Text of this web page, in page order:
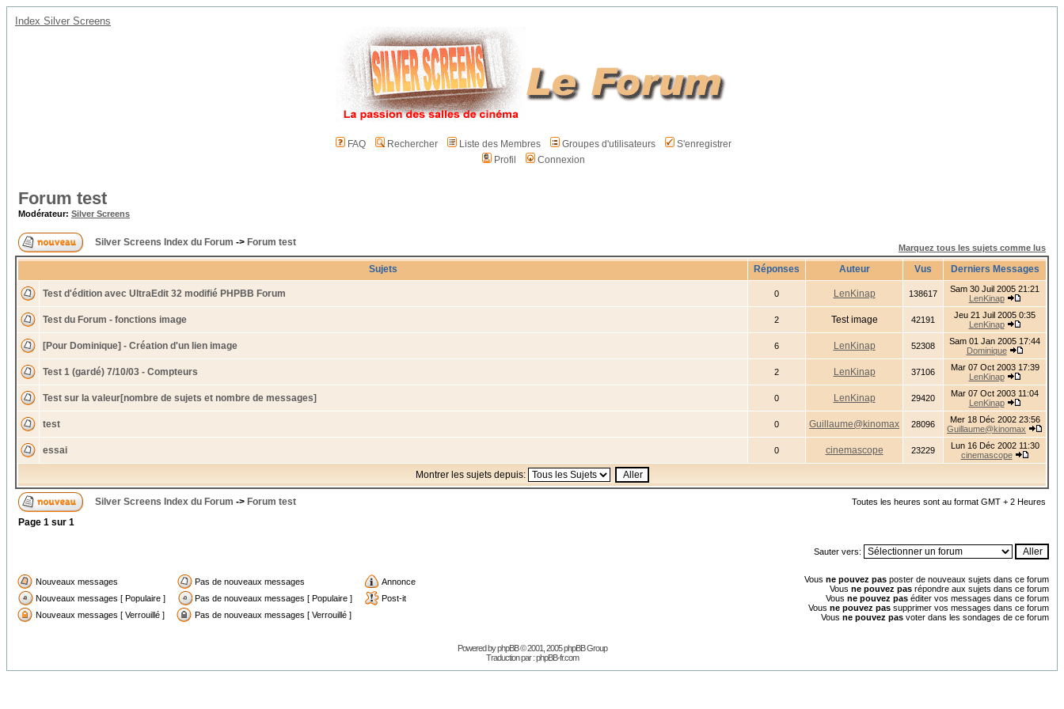
Index Silver Screens
FAQ Rechercher Liste des Membres Groupes d'utilisateurs
S'enregistrer
Profil
Connexion
Forum test
Modérateur: Silver Screens
Silver Screens Index du Forum -> Forum test Marquez tous les sujets comme lus
Sujets Réponses Auteur Vus Derniers Messages
Test d'édition avec UltraEdit 32 modifié PHPBB Forum 0 LenKinap 138617
Sam 30 Juil 2005 21:21
LenKinap
Test du Forum - fonctions image 2 Test image 42191
Jeu 21 Juil 2005 0:35
LenKinap
[Pour Dominique] - Création d'un lien image 6 LenKinap 52308
Sam 01 Jan 2005 17:44
Dominique
Test 1 (gardé) 7/10/03 - Compteurs 2 LenKinap 37106
Mar 07 Oct 2003 17:39
LenKinap
Test sur la valeur[nombre de sujets et nombre de messages] 0 LenKinap 29420
Mar 07 Oct 2003 11:04
LenKinap
test 0 Guillaume@kinomax 28096
Mer 18 Déc 2002 23:56
Guillaume@kinomax
essai 0 cinemascope 23229
Lun 16 Déc 2002 11:30
cinemascope
Montrer les sujets depuis:
Silver Screens Index du Forum -> Forum test Toutes les heures sont au format GMT + 2 Heures
Page 1 sur 1
Sauter vers:
Nouveaux messages Pas de nouveaux messages
Annonce
Nouveaux messages [ Populaire ]
Pas de nouveaux messages [ Populaire ]
Post-it
Nouveaux messages [ Verrouillé ]
Pas de nouveaux messages [ Verrouillé ]
Vous ne pouvez pas poster de nouveaux sujets dans ce forum
Vous ne pouvez pas répondre aux sujets dans ce forum
Vous ne pouvez pas éditer vos messages dans ce forum
Vous ne pouvez pas supprimer vos messages dans ce forum
Vous ne pouvez pas voter dans les sondages de ce forum
Powered byphpBB© 2001, 2005 phpBB Group
Traduction par :phpBB-fr.com